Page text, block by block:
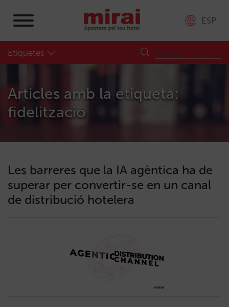
ESP
Etiquetes
Articles amb la etiqueta:
fidelització
Les barreres que la IA agèntica ha de
superar per convertir-se en un canal
de distribució hotelera